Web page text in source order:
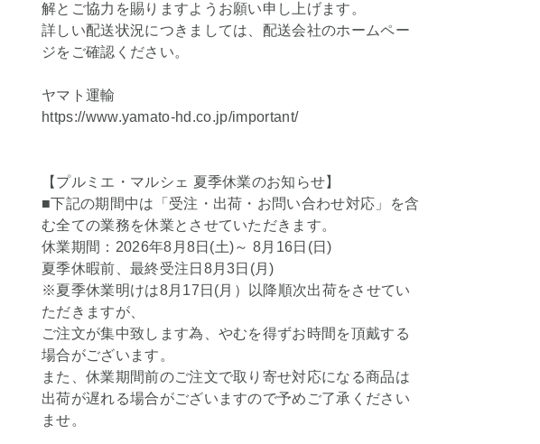
解とご協力を賜りますようお願い申し上げます。
詳しい配送状況につきましては、配送会社のホームペー
ジをご確認ください。
ヤマト運輸
https://www.yamato-hd.co.jp/important/
【プルミエ・マルシェ 夏季休業のお知らせ】
■下記の期間中は「受注・出荷・お問い合わせ対応」を含
む全ての業務を休業とさせていただきます。
休業期間：2026年8月8日(土)～ 8月16日(日)
夏季休暇前、最終受注日8月3日(月)
※夏季休業明けは8月17日(月）以降順次出荷をさせてい
ただきますが、
ご注文が集中致します為、やむを得ずお時間を頂戴する
場合がございます。
また、休業期間前のご注文で取り寄せ対応になる商品は
出荷が遅れる場合がございますので予めご了承ください
ませ。